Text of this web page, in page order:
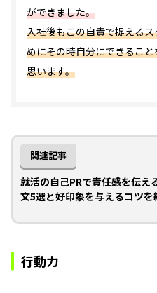
ができました。
入社後もこの自責で捉える
めにその時自分にできるこ
思います。
関連記事
就活の自己PRで責任感を伝え
文5選と好印象を与えるコツを
行動力